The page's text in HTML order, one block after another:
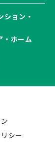
ション・
・ホーム
シー